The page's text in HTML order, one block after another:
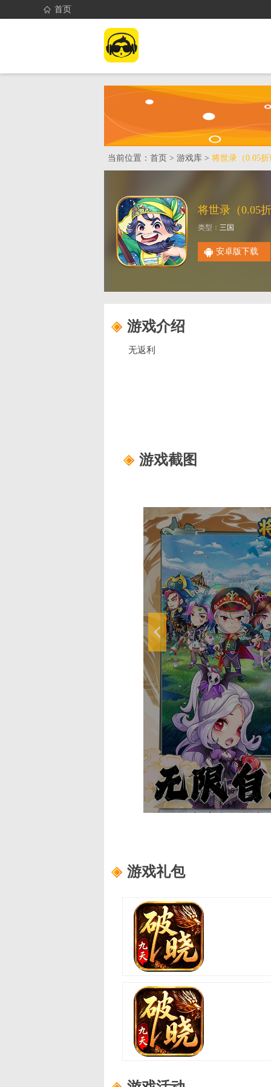
首页
首页 找游戏
当前位置： 首页 > 游戏库 > 将世录（0.05折
类型： 三国
安卓版下载
游戏介绍
无返利
游戏截图
游戏礼包
适用范围：新手礼包4
礼包内容：轮回之书*10,功勋证明